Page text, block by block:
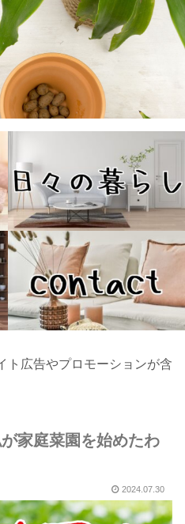
広告やプロモーションが含
家庭菜園を始めたわ
2024.07.30